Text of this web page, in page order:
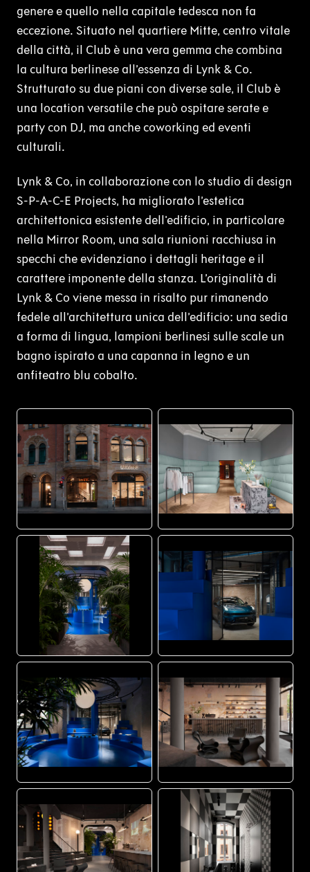
genere e quello nella capitale tedesca non fa
eccezione. Situato nel quartiere Mitte, centro vitale
della città, il Club è una vera gemma che combina
la cultura berlinese all’essenza di Lynk & Co.
Strutturato su due piani con diverse sale, il Club è
una location versatile che può ospitare serate e
party con DJ, ma anche coworking ed eventi
culturali.
Lynk & Co, in collaborazione con lo studio di design
S-P-A-C-E Projects, ha migliorato l’estetica
architettonica esistente dell'edificio, in particolare
nella Mirror Room, una sala riunioni racchiusa in
specchi che evidenziano i dettagli heritage e il
carattere imponente della stanza. L’originalità di
Lynk & Co viene messa in risalto pur rimanendo
fedele all’architettura unica dell’edificio: una sedia
a forma di lingua, lampioni berlinesi sulle scale un
bagno ispirato a una capanna in legno e un
anfiteatro blu cobalto.
JPG JPG
JPG JPG
JPG JPG